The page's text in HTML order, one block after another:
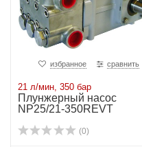
избранное сравнить
21 л/мин, 350 бар
Плунжерный насос
NP25/21-350REVT
(0)